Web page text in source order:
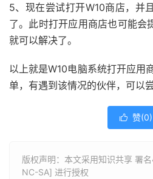
5、现在尝试打开W10商店，并
了。此时打开应用商店也可能会
就可以解决了。
以上就是W10电脑系统打开应用
单，有遇到该情况的伙伴，可以
 赞(0)
版权声明：本文采用知识共享 署
NC-SA] 进行授权